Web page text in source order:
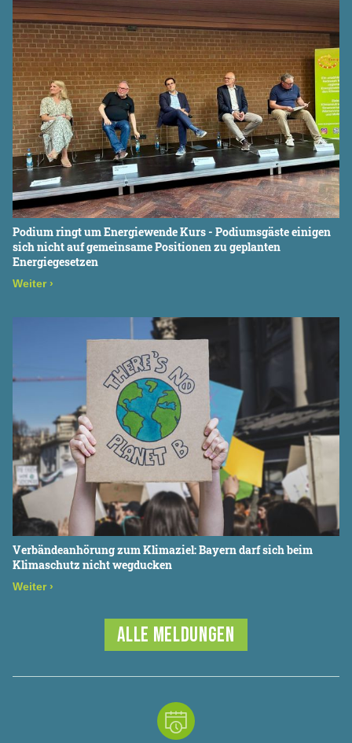
Podium ringt um Energiewende Kurs - Podiumsgäste einigen
sich nicht auf gemeinsame Positionen zu geplanten
Energiegesetzen
Weiter ›
Verbändeanhörung zum Klimaziel: Bayern darf sich beim
Klimaschutz nicht wegducken
Weiter ›
ALLE MELDUNGEN